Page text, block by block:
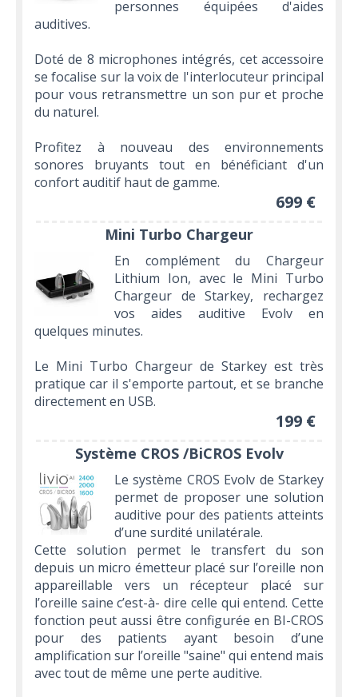
personnes équipées d'aides
auditives.
Doté de 8 microphones intégrés, cet accessoire
se focalise sur la voix de l'interlocuteur principal
pour vous retransmettre un son pur et proche
du naturel.
Profitez à nouveau des environnements
sonores bruyants tout en bénéficiant d'un
confort auditif haut de gamme.
699 €
Mini Turbo Chargeur
En complément du Chargeur
Lithium Ion, avec le Mini Turbo
Chargeur de Starkey, rechargez
vos aides auditive Evolv en
quelques minutes.
Le Mini Turbo Chargeur de Starkey est très
pratique car il s'emporte partout, et se branche
directement en USB.
199 €
Système CROS /BiCROS Evolv
Le système CROS Evolv de Starkey
permet de proposer une solution
auditive pour des patients atteints
d’une surdité unilatérale.
Cette solution permet le transfert du son
depuis un micro émetteur placé sur l’oreille non
appareillable vers un récepteur placé sur
l’oreille saine c’est-à- dire celle qui entend. Cette
fonction peut aussi être configurée en BI-CROS
pour des patients ayant besoin d’une
amplification sur l’oreille "saine" qui entend mais
avec tout de même une perte auditive.